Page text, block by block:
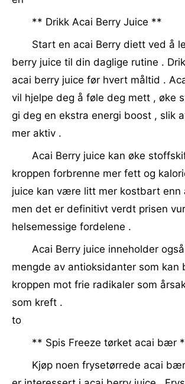
** Drikk Acai Berry Juice **
Start en acai Berry diett ved å
berry juice til din daglige rutine .
acai berry juice før hvert måltid .
vil hjelpe deg å føle deg mett , øke
gi deg en ekstra energi boost , slik
mer aktiv .
Acai Berry juice kan øke
kroppen forbrenne mer fett og
juice kan være litt mer kostbart enn
men det er definitivt verdt prisen
helsemessige fordelene .
Acai Berry juice inneholder
mengde av antioksidanter som kan
kroppen mot frie radikaler som
som kreft .
to
** Spis Freeze tørket acai bær
Kjøp noen frysetørrede acai